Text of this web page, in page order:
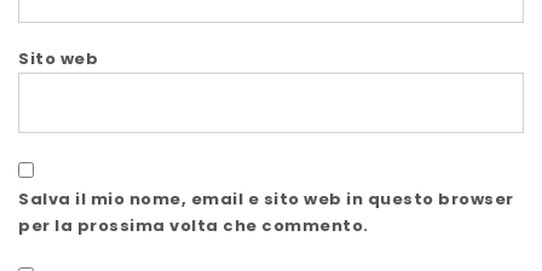
Sito web
Salva il mio nome, email e sito web in questo browser
per la prossima volta che commento.